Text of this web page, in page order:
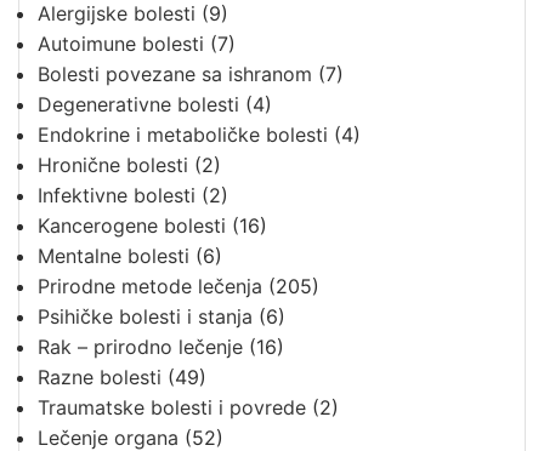
Alergijske bolesti (9)
Autoimune bolesti (7)
Bolesti povezane sa ishranom (7)
Degenerativne bolesti (4)
Endokrine i metaboličke bolesti (4)
Hronične bolesti (2)
Infektivne bolesti (2)
Kancerogene bolesti (16)
Mentalne bolesti (6)
Prirodne metode lečenja (205)
Psihičke bolesti i stanja (6)
Rak – prirodno lečenje (16)
Razne bolesti (49)
Traumatske bolesti i povrede (2)
Lečenje organa (52)